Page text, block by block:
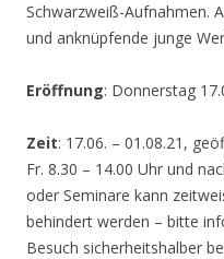
Schwarzweiß-Aufnahmen.
und anknüpfende junge
Eröffnung: Donnerstag
Zeit: 17.06. – 01.08.21,
Fr. 8.30 – 14.00 Uhr und
oder Seminare kann
behindert werden – bitte
Besuch sicherheitshalber